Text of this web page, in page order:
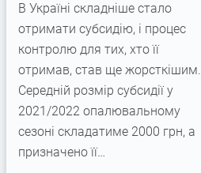
В Україні складніше стало
отримати субсидію, і процес
контролю для тих, хто її
отримав, став ще жорсткішим.
Середній розмір субсидії у
2021/2022 опалювальному
сезоні складатиме 2000 грн, а
призначено її…